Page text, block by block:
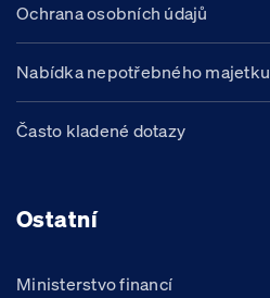
Ochrana osobních údajů
Nabídka nepotřebného majetku
Často kladené dotazy
Ostatní
Ministerstvo financí